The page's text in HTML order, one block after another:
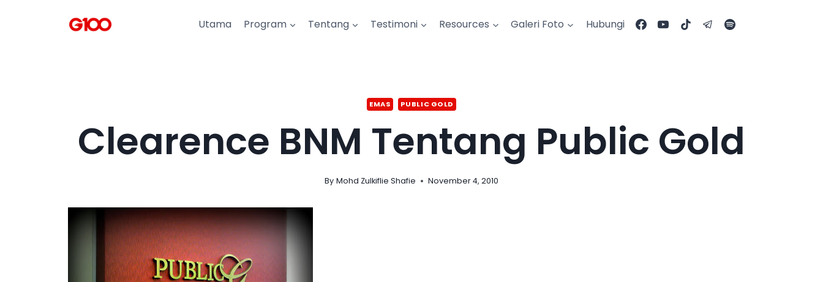
Utama Program Tentang Testimoni Resources Galeri Foto Hubungi
EMAS PUBLIC GOLD
Clearence BNM Tentang Public Gold
By Mohd Zulkiflie Shafie November 4, 2010